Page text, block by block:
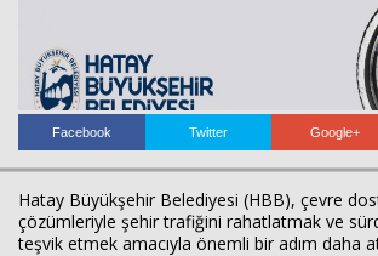
Facebook Twitter Google+
Hatay Büyükşehir Belediyesi (HBB), çevre
çözümleriyle şehir trafiğini rahatlatmak ve
teşvik etmek amacıyla önemli bir adım daha